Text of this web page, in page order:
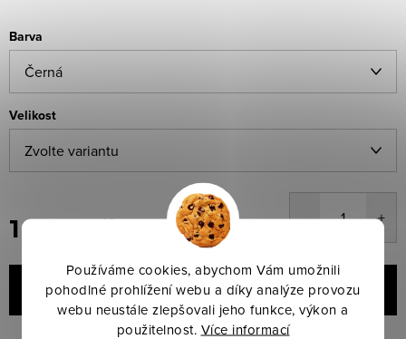
Používáme cookies, abychom Vám umožnili
pohodlné prohlížení webu a díky analýze provozu
webu neustále zlepšovali jeho funkce, výkon a
použitelnost. Více informací
Barva
Velikost
1 780 Kč
cena:
VLOŽIT DO KOŠÍKU